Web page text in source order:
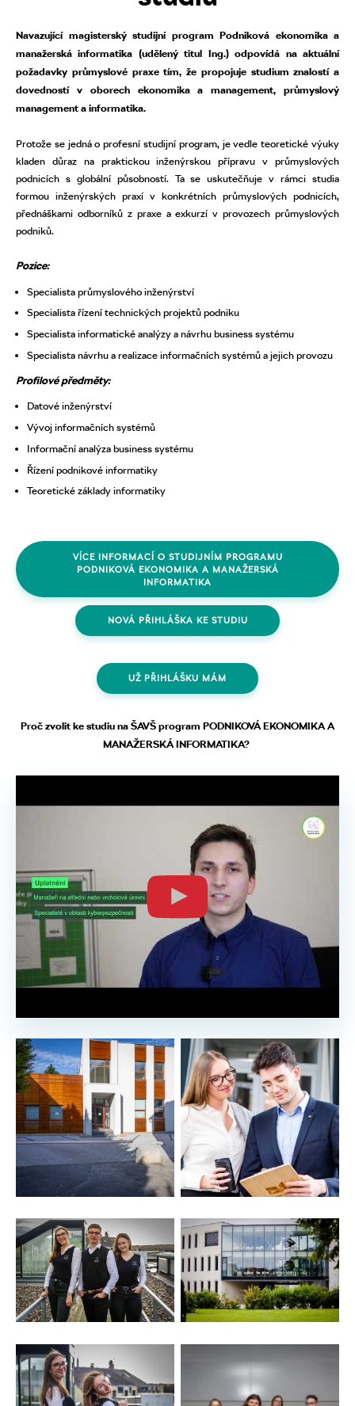
Navazující magisterský studijní program Podniková ekonomika a
manažerská informatika (udělený titul Ing.) odpovídá na aktuální
požadavky průmyslové praxe tím, že propojuje studium znalostí a
dovedností v oborech ekonomika a management, průmyslový
management a informatika.
Protože se jedná o profesní studijní program, je vedle teoretické výuky
kladen důraz na praktickou inženýrskou přípravu v průmyslových
podnicích s globální působností. Ta se uskutečňuje v rámci studia
formou inženýrských praxí v konkrétních průmyslových podnicích,
přednáškami odborníků z praxe a exkurzí v provozech průmyslových
podniků.
Pozice:
Specialista průmyslového inženýrství
Specialista řízení technických projektů podniku
Specialista informatické analýzy a návrhu business systému
Specialista návrhu a realizace informačních systémů a jejich provozu
Profilové předměty:
Datové inženýrství
Vývoj informačních systémů
Informační analýza business systému
Řízení podnikové informatiky
Teoretické základy informatiky
VÍCE INFORMACÍ O STUDIJNÍM PROGRAMU
PODNIKOVÁ EKONOMIKA A MANAŽERSKÁ
INFORMATIKA
NOVÁ PŘIHLÁŠKA KE STUDIU
UŽ PŘIHLÁŠKU MÁM
Proč zvolit ke studiu na ŠAVŠ program PODNIKOVÁ EKONOMIKA A
MANAŽERSKÁ INFORMATIKA?